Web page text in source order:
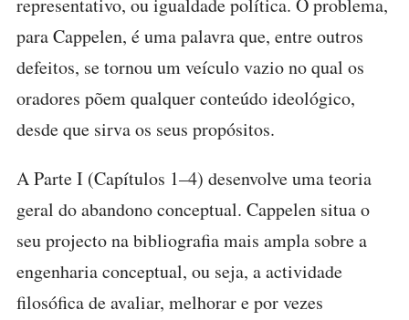
representativo, ou igualdade política. O problema,
para Cappelen, é uma palavra que, entre outros
defeitos, se tornou um veículo vazio no qual os
oradores põem qualquer conteúdo ideológico,
desde que sirva os seus propósitos.
A Parte I (Capítulos 1–4) desenvolve uma teoria
geral do abandono conceptual. Cappelen situa o
seu projecto na bibliografia mais ampla sobre a
engenharia conceptual, ou seja, a actividade
filosófica de avaliar, melhorar e por vezes